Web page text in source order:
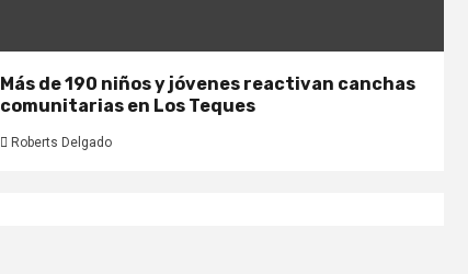
Más de 190 niños y jóvenes reactivan canchas
comunitarias en Los Teques
Roberts Delgado